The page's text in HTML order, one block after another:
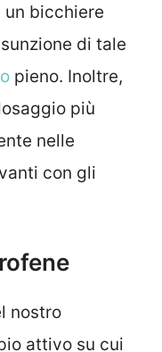
un bicchiere
di tale
pieno. Inoltre,
più
nelle
con gli
nostro
attivo su cui